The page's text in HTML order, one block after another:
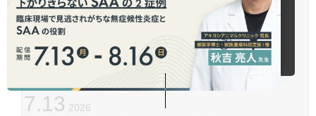
7.13 2026